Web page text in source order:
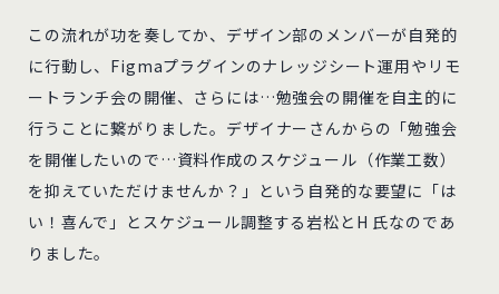
この流れが功を奏してか、デザイン部のメンバーが自発的
に行動し、Figmaプラグインのナレッジシート運用やリモ
ートランチ会の開催、さらには…勉強会の開催を自主的に
行うことに繋がりました。デザイナーさんからの「勉強会
を開催したいので…資料作成のスケジュール（作業工数）
を抑えていただけませんか？」という自発的な要望に「は
い！喜んで」とスケジュール調整する岩松とH 氏なのであ
りました。